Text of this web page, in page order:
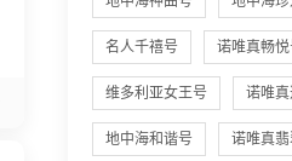
名人千禧号 诺唯真畅
维多利亚女王号 诺唯
地中海和谐号 诺唯真